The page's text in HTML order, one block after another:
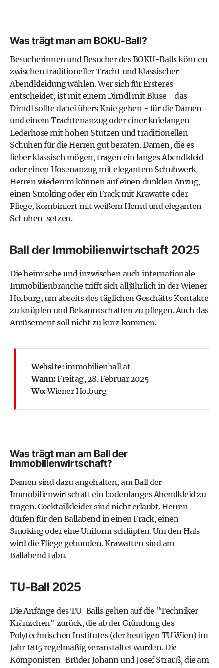
Was trägt man am BOKU-Ball?
Besucherinnen und Besucher des BOKU-Balls können
zwischen traditioneller Tracht und klassischer
Abendkleidung wählen. Wer sich für Ersteres
entscheidet, ist mit einem Dirndl mit Bluse - das
Dirndl sollte dabei übers Knie gehen - für die Damen
und einem Trachtenanzug oder einer knielangen
Lederhose mit hohen Stutzen und traditionellen
Schuhen für die Herren gut beraten. Damen, die es
lieber klassisch mögen, tragen ein langes Abendkleid
oder einen Hosenanzug mit elegantem Schuhwerk.
Herren wiederum können auf einen dunklen Anzug,
einen Smoking oder ein Frack mit Krawatte oder
Fliege, kombiniert mit weißem Hemd und eleganten
Schuhen, setzen.
Ball der Immobilienwirtschaft 2025
Die heimische und inzwischen auch internationale
Immobilienbranche trifft sich alljährlich in der Wiener
Hofburg, um abseits des täglichen Geschäfts Kontakte
zu knüpfen und Bekanntschaften zu pflegen. Auch das
Amüsement soll nicht zu kurz kommen.
Website: immobilienball.at
Wann: Freitag, 28. Februar 2025
Wo:Wiener Hofburg
Was trägt man am Ball der
Immobilienwirtschaft?
Damen sind dazu angehalten, am Ball der
Immobilienwirtschaft ein bodenlanges Abendkleid zu
tragen. Cocktailkleider sind nicht erlaubt. Herren
dürfen für den Ballabend in einen Frack, einen
Smoking oder eine Uniform schlüpfen. Um den Hals
wird die Fliege gebunden. Krawatten sind am
Ballabend tabu.
TU-Ball 2025
Die Anfänge des TU-Balls gehen auf die "Techniker-
Kränzchen" zurück, die ab der Gründung des
Polytechnischen Institutes (der heutigen TU Wien) im
Jahr 1815 regelmäßig veranstaltet wurden. Die
Komponisten-Brüder Johann und Josef Strauß, die am